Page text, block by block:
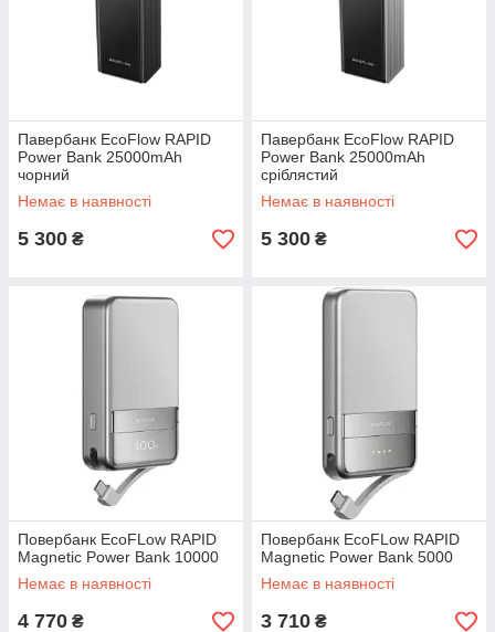
Павербанк EcoFlow RAPID
Power Bank 25000mAh
чорний
Немає в наявності
5 300 ₴
Павербанк EcoFlow RAPID
Power Bank 25000mAh
сріблястий
Немає в наявності
5 300 ₴
Повербанк EcoFLow RAPID
Magnetic Power Bank 10000
Немає в наявності
4 770 ₴
Повербанк EcoFLow RAPID
Magnetic Power Bank 5000
Немає в наявності
3 710 ₴